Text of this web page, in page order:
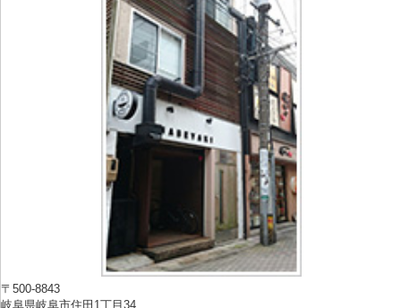
〒500-8843
岐阜県岐阜市住田1丁目34